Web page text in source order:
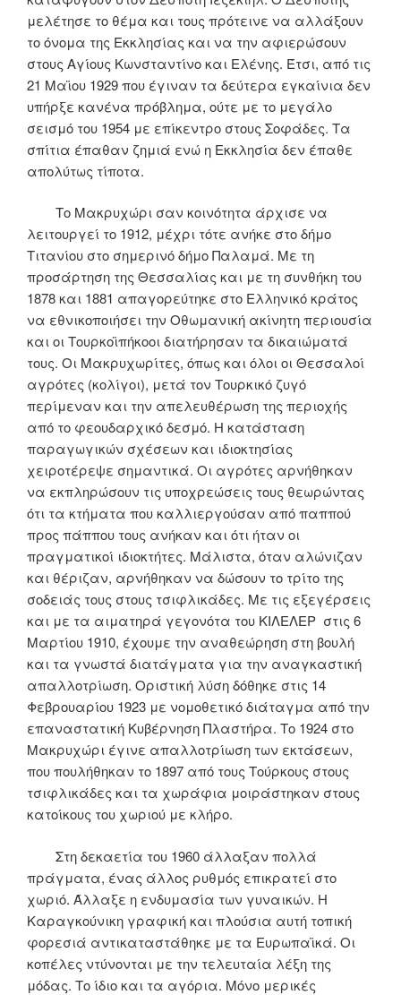
μελέτησε το θέμα και τους πρότεινε να αλλάξουν
το όνομα της Εκκλησίας και να την αφιερώσουν
στους Αγίους Κωνσταντίνο και Ελένης. Έτσι, από τις
21 Μαϊου 1929 που έγιναν τα δεύτερα εγκαίνια δεν
υπήρξε κανένα πρόβλημα, ούτε με το μεγάλο
σεισμό του 1954 με επίκεντρο στους Σοφάδες. Τα
σπίτια έπαθαν ζημιά ενώ η Εκκλησία δεν έπαθε
απολύτως τίποτα.
Το Μακρυχώρι σαν κοινότητα άρχισε να
λειτουργεί το 1912, μέχρι τότε ανήκε στο δήμο
Τιτανίου στο σημερινό δήμο Παλαμά. Με τη
προσάρτηση της Θεσσαλίας και με τη συνθήκη του
1878 και 1881 απαγορεύτηκε στο Ελληνικό κράτος
να εθνικοποιήσει την Οθωμανική ακίνητη περιουσία
και οι Τουρκοϊπήκοοι διατήρησαν τα δικαιώματά
τους. Οι Μακρυχωρίτες, όπως και όλοι οι Θεσσαλοί
αγρότες (κολίγοι), μετά τον Τουρκικό ζυγό
περίμεναν και την απελευθέρωση της περιοχής
από το φεουδαρχικό δεσμό. Η κατάσταση
παραγωγικών σχέσεων και ιδιοκτησίας
χειροτέρεψε σημαντικά. Οι αγρότες αρνήθηκαν
να εκπληρώσουν τις υποχρεώσεις τους θεωρώντας
ότι τα κτήματα που καλλιεργούσαν από παππού
προς πάππου τους ανήκαν και ότι ήταν οι
πραγματικοί ιδιοκτήτες. Μάλιστα, όταν αλώνιζαν
και θέριζαν, αρνήθηκαν να δώσουν το τρίτο της
σοδειάς τους στους τσιφλικάδες. Με τις εξεγέρσεις
και με τα αιματηρά γεγονότα του ΚΙΛΕΛΕΡ στις 6
Μαρτίου 1910, έχουμε την αναθεώρηση στη βουλή
και τα γνωστά διατάγματα για την αναγκαστική
απαλλοτρίωση. Οριστική λύση δόθηκε στις 14
Φεβρουαρίου 1923 με νομοθετικό διάταγμα από την
επαναστατική Κυβέρνηση Πλαστήρα. Το 1924 στο
Μακρυχώρι έγινε απαλλοτρίωση των εκτάσεων,
που πουλήθηκαν το 1897 από τους Τούρκους στους
τσιφλικάδες και τα χωράφια μοιράστηκαν στους
κατοίκους του χωριού με κλήρο.
Στη δεκαετία του 1960 άλλαξαν πολλά
πράγματα, ένας άλλος ρυθμός επικρατεί στο
χωριό. Άλλαξε η ενδυμασία των γυναικών. Η
Καραγκούνικη γραφική και πλούσια αυτή τοπική
φορεσιά αντικαταστάθηκε με τα Ευρωπαϊκά. Οι
κοπέλες ντύνονται με την τελευταία λέξη της
μόδας. Το ίδιο και τα αγόρια. Μόνο μερικές